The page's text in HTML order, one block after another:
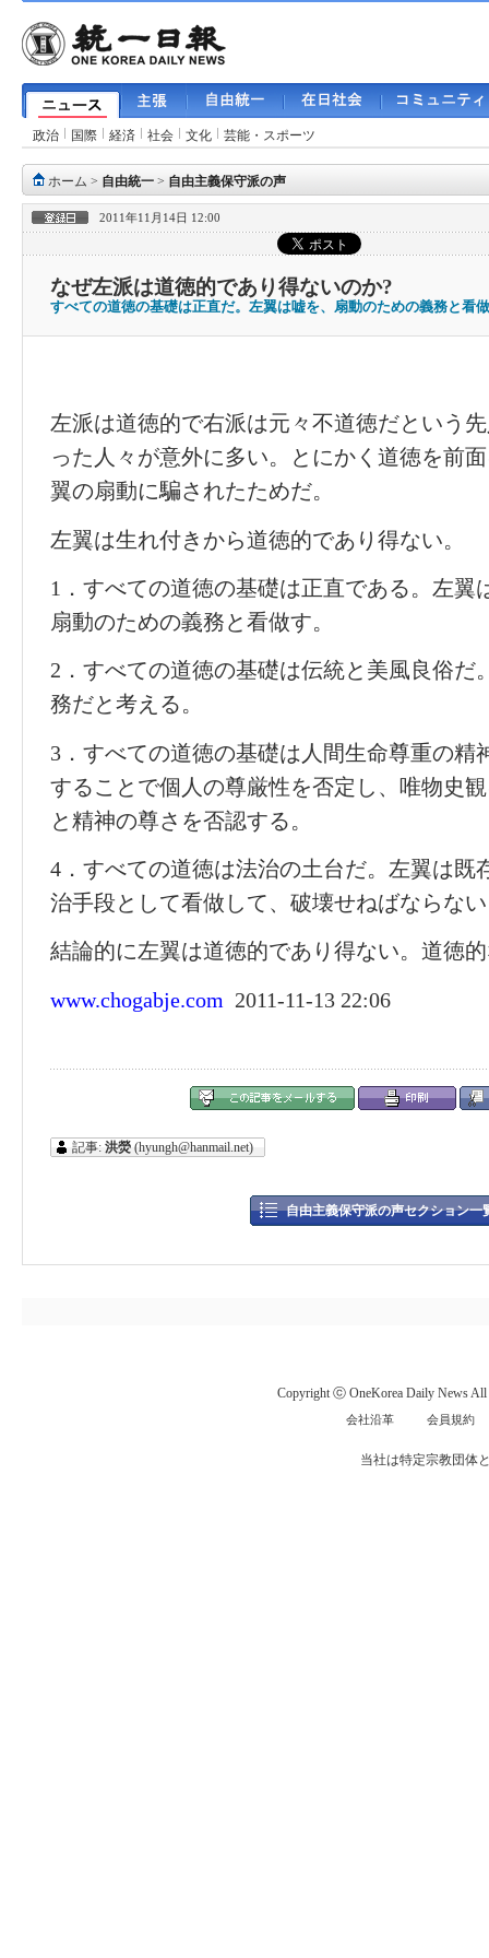
政治 国際 経済 社会 文化 芸能・スポーツ
ホーム > 自由統一 > 自由主義保守派の声
2011年11月14日 12:00
なぜ左派は道徳的であり得ないのか?
すべての道徳の基礎は正直だ。左翼は嘘を、扇動のための義務と看
左派は道徳的で右派は元々不道徳だという
った人々が意外に多い。とにかく道徳を前
翼の扇動に騙されたためだ。
左翼は生れ付きから道徳的であり得ない。
1．すべての道徳の基礎は正直である。左翼
扇動のための義務と看做す。
2．すべての道徳の基礎は伝統と美風良俗だ
務だと考える。
3．すべての道徳の基礎は人間生命尊重の精
することで個人の尊厳性を否定し、唯物史
と精神の尊さを否認する。
4．すべての道徳は法治の土台だ。左翼は既
治手段として看做して、破壊せねばならな
結論的に左翼は道徳的であり得ない。道徳
www.chogabje.com 2011-11-13 22:06
記事: 洪熒 (hyungh@hanmail.net)
自由主義保守派の声セクション一
Copyright ⓒ OneKorea Daily News All
会社沿革 会員規約
当社は特定宗教団体